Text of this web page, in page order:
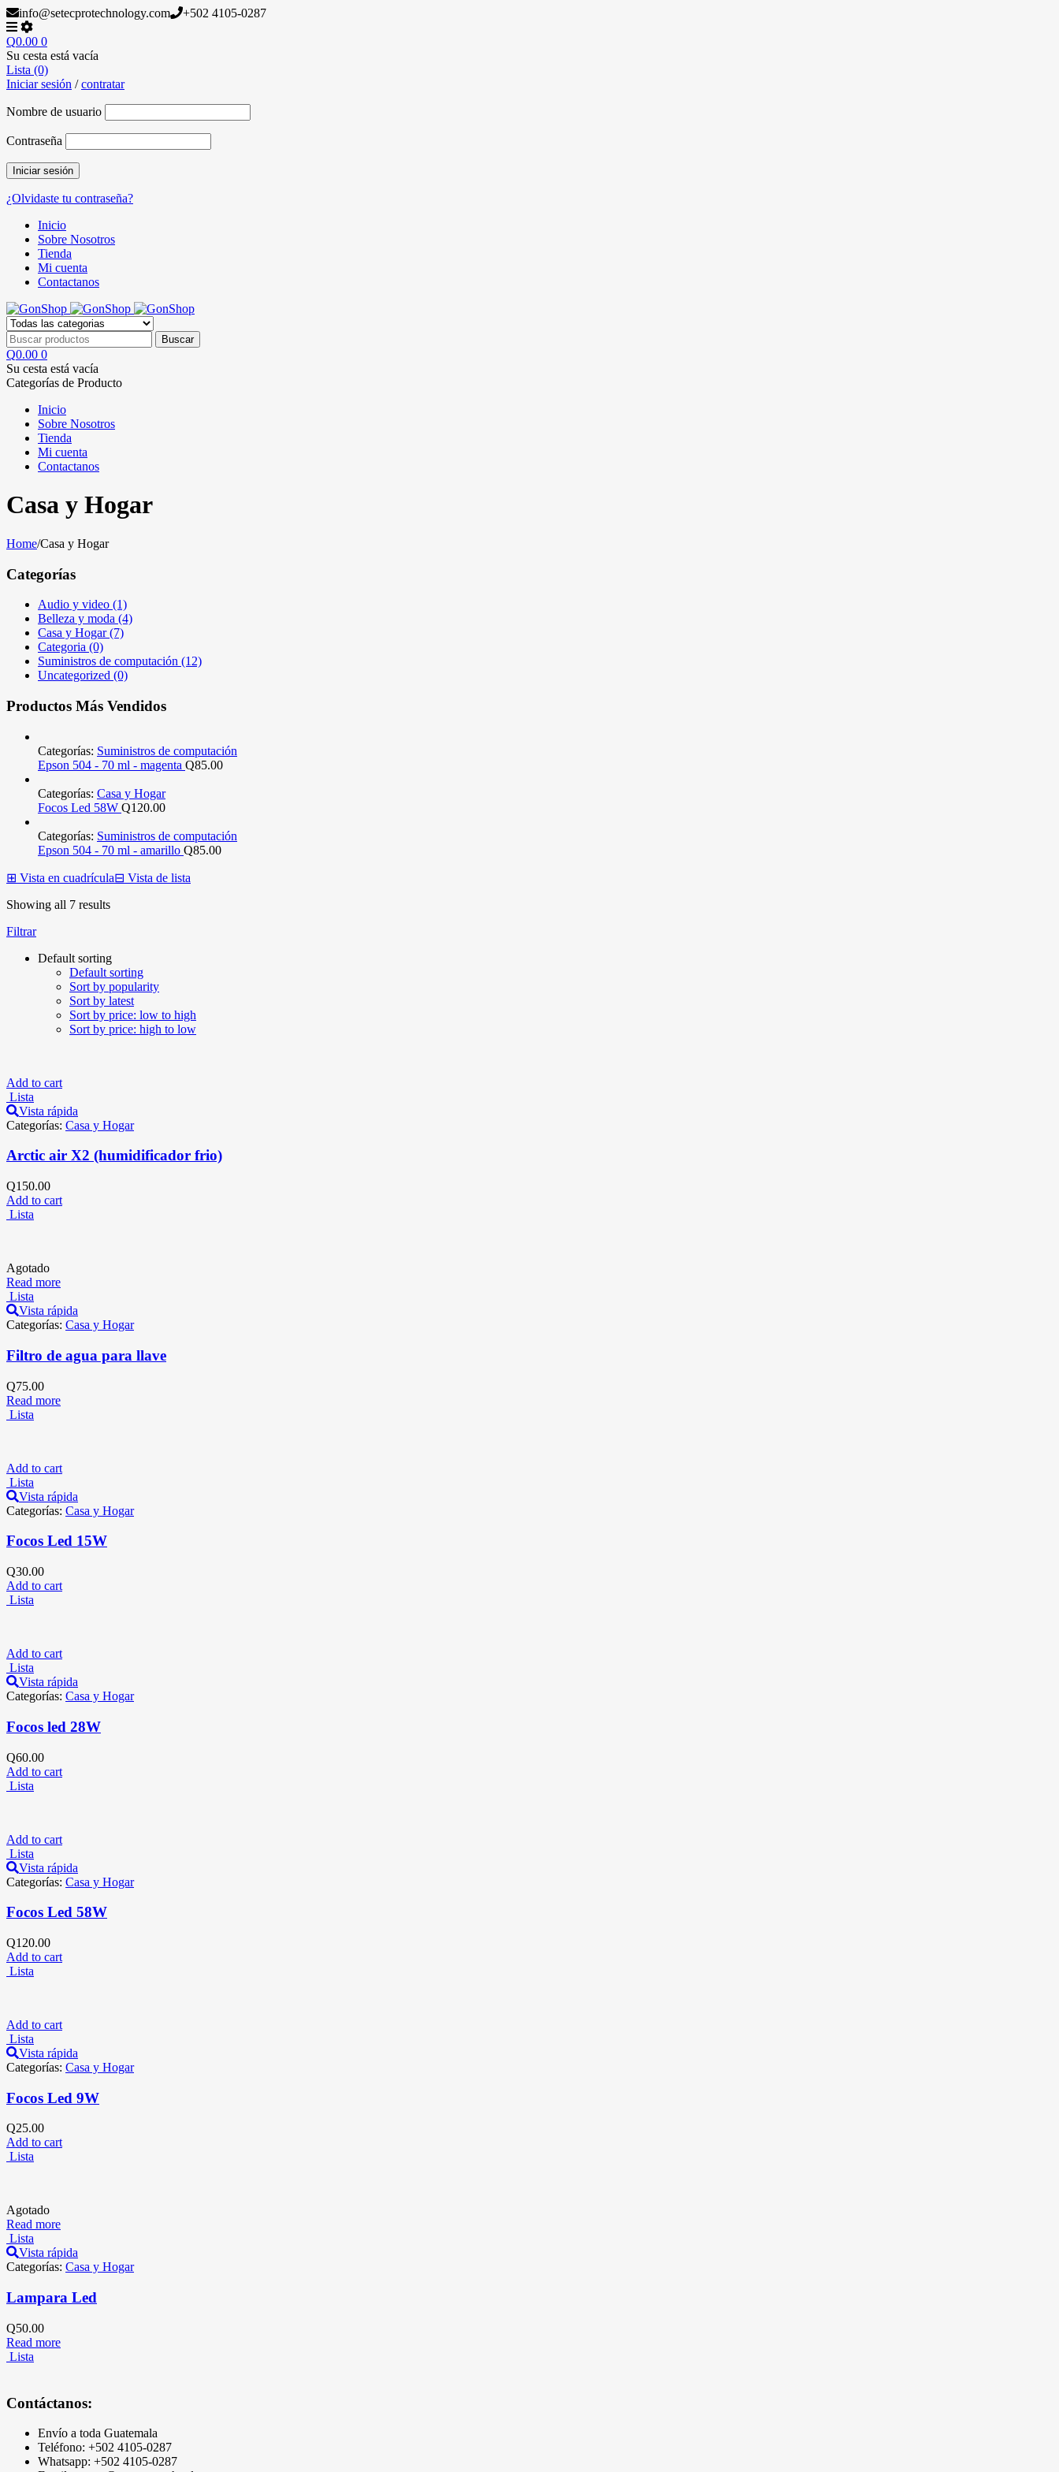
info@setecprotechnology.com +502 4105-0287
Q0.00 0
Su cesta está vacía
Lista (0)
Iniciar sesión /contratar
Nombre de usuario
Contraseña
¿Olvidaste tu contraseña?
Inicio
Sobre Nosotros
Tienda
Mi cuenta
Contactanos
Q0.00 0
Su cesta está vacía
Categorías de Producto
Inicio
Sobre Nosotros
Tienda
Mi cuenta
Contactanos
Casa y Hogar
Home/Casa y Hogar
Categorías
Audio y video (1)
Belleza y moda (4)
Casa y Hogar (7)
Categoria (0)
Suministros de computación (12)
Uncategorized (0)
Productos Más Vendidos
Categorías: Suministros de computación
Epson 504 - 70 ml - magenta Q85.00
Categorías: Casa y Hogar
Focos Led 58W Q120.00
Categorías: Suministros de computación
Epson 504 - 70 ml - amarillo Q85.00
⊞ Vista en cuadrícula⊟ Vista de lista
Showing all 7 results
Filtrar
Default sorting
Default sorting
Sort by popularity
Sort by latest
Sort by price: low to high
Sort by price: high to low
Add to cart
Lista
Vista rápida
Categorías: Casa y Hogar
Arctic air X2 (humidificador frio)
Q150.00
Add to cart
Lista
Agotado
Read more
Lista
Vista rápida
Categorías: Casa y Hogar
Filtro de agua para llave
Q75.00
Read more
Lista
Add to cart
Lista
Vista rápida
Categorías: Casa y Hogar
Focos Led 15W
Q30.00
Add to cart
Lista
Add to cart
Lista
Vista rápida
Categorías: Casa y Hogar
Focos led 28W
Q60.00
Add to cart
Lista
Add to cart
Lista
Vista rápida
Categorías: Casa y Hogar
Focos Led 58W
Q120.00
Add to cart
Lista
Add to cart
Lista
Vista rápida
Categorías: Casa y Hogar
Focos Led 9W
Q25.00
Add to cart
Lista
Agotado
Read more
Lista
Vista rápida
Categorías: Casa y Hogar
Lampara Led
Q50.00
Read more
Lista
Contáctanos:
Envío a toda Guatemala
Teléfono: +502 4105-0287
Whatsapp: +502 4105-0287